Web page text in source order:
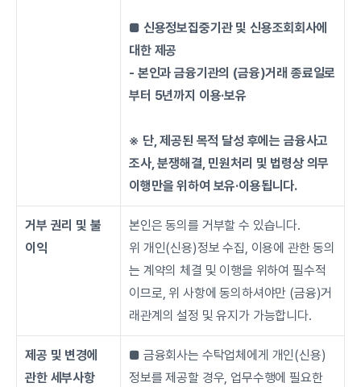
■ 신용정보집중기관 및 신용조회회사에
대한 제공
- 본인과 금융기관의 (금융)거래 종료일로
부터 5년까지 이용·보유
※ 단, 제공된 목적 달성 후에는 금융사고
조사, 분쟁해결, 민원처리 및 법령상 의무
이행만을 위하여 보유·이용됩니다.
거부 권리 및 불
이익
본인은 동의를 거부할 수 있습니다.
위 개인(신용)정보 수집, 이용에 관한 동의
는 계약의 체결 및 이행을 위하여 필수적
이므로, 위 사항에 동의하셔야만 (금융)거
래관계의 설정 및 유지가 가능합니다.
제공 및 변경에
관한 세부사항
■ 금융회사는 수탁업체에게 개인(신용)
정보를 제공할 경우, 업무수행에 필요한